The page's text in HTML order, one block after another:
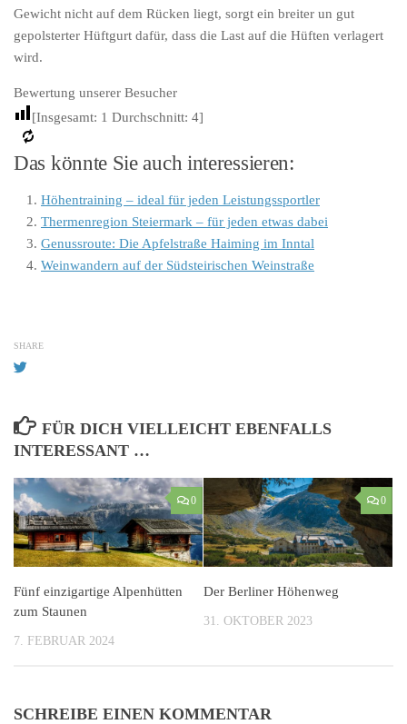
Gewicht nicht auf dem Rücken liegt, sorgt ein breiter un gut
gepolsterter Hüftgurt dafür, dass die Last auf die Hüften verlagert
wird.
Bewertung unserer Besucher
[Insgesamt: 1 Durchschnitt: 4]
Das könnte Sie auch interessieren:
Höhentraining – ideal für jeden Leistungssportler
Thermenregion Steiermark – für jeden etwas dabei
Genussroute: Die Apfelstraße Haiming im Inntal
Weinwandern auf der Südsteirischen Weinstraße
SHARE
FÜR DICH VIELLEICHT EBENFALLS
INTERESSANT …
0
Fünf einzigartige Alpenhütten
zum Staunen
7. FEBRUAR 2024
0
Der Berliner Höhenweg
31. OKTOBER 2023
SCHREIBE EINEN KOMMENTAR